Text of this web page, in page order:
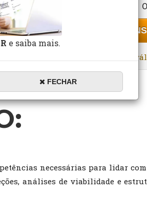
Certificado
necessárias para lidar
análises de viabilidade e
e saiba mais.
FECHAR